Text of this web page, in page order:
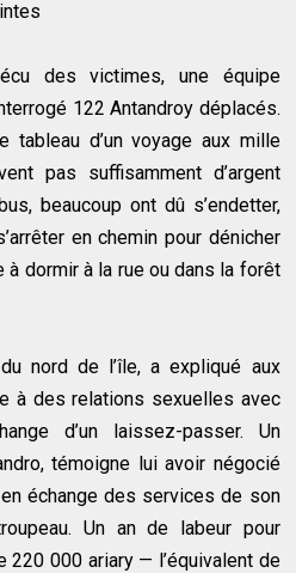
des victimes, une équipe
122 Antandroy déplacés.
tableau d’un voyage aux mille
pas suffisamment d’argent
beaucoup ont dû s’endetter,
en chemin pour dénicher
à dormir à la rue ou dans la forêt
nord de l’île, a expliqué aux
à des relations sexuelles avec
d’un laissez-passer. Un
témoigne lui avoir négocié
échange des services de son
Un an de labeur pour
220 000 ariary — l’équivalent de